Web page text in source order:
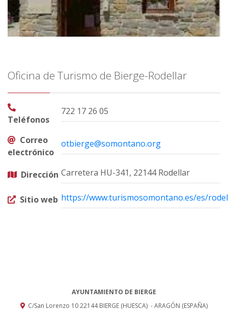
Oficina de Turismo de Bierge-Rodellar
Teléfonos
722 17 26 05
Correo
electrónico
otbierge@somontano.org
Dirección Carretera HU-341, 22144 Rodellar
Sitio web https://www.turismosomontano.es/es/
AYUNTAMIENTO DE BIERGE
C/San Lorenzo 1022144 BIERGE (HUESCA) - ARAGÓN (ESPAÑA)